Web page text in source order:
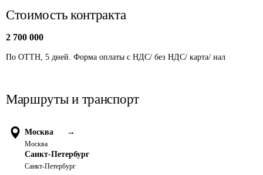
Стоимость контракта
2 700 000
По ОТТН, 5 дней. Форма оплаты с НДС/ без НДС/ карта/ нал
Маршруты и транспорт
Москва →
Москва
Санкт-Петербург
Санкт-Петербург